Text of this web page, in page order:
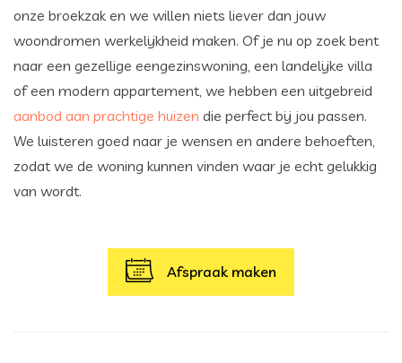
onze broekzak en we willen niets liever dan jouw
woondromen werkelijkheid maken. Of je nu op zoek bent
naar een gezellige eengezinswoning, een landelijke villa
of een modern appartement, we hebben een uitgebreid
aanbod aan prachtige huizen die perfect bij jou passen.
We luisteren goed naar je wensen en andere behoeften,
zodat we de woning kunnen vinden waar je echt gelukkig
van wordt.
Afspraak maken